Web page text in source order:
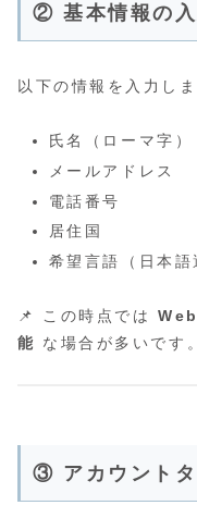
② 基本情報の入
以下の情報を入力しま
氏名（ローマ字）
メールアドレス
電話番号
居住国
希望言語（日本語
📌 この時点では
能 な場合が多いです。
③ アカウントタ